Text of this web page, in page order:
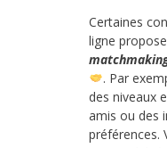
Certaines
ligne
. Par
des niveaux
amis ou des
préférences.